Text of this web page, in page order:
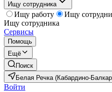
Ищу сотрудника
Ищу работу
Ищу
Ищу сотрудника
Сервисы
Помощь
Ещё
Поиск
Белая Речка (Кабардино-
Войти